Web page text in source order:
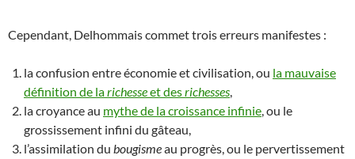
Cependant, Delhommais commet trois erreurs manifestes :
la confusion entre économie et civilisation, ou la mauvaise
définition de larichesseet desrichesses
la croyance au mythe de la croissance infinie , ou le
grossissement infini du gâteau,
l’assimilation du bougismeau progrès, ou le pervertissement